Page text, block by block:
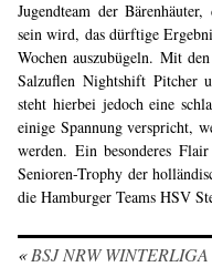
Jugendteam der
sein wird, das dürftige
Wochen auszubügeln. Mit
Salzuflen Nightshift Pitcher
steht hierbei jedoch eine
einige Spannung verspricht,
werden. Ein besonderes
Senioren-Trophy der
die Hamburger Teams HSV
«BSJ NRW WINTERLIGA